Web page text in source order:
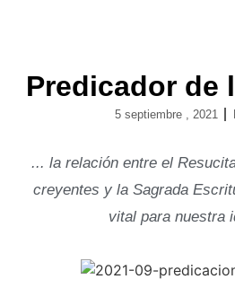
Predicador de
5 septiembre , 2021
... la relación entre el
creyentes y la Sagrada
vital para nuestra